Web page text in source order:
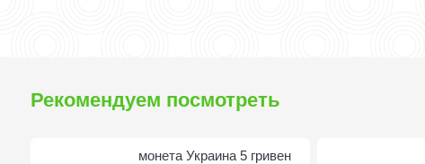
Рекомендуем посмотреть
монета Украина 5 гривен